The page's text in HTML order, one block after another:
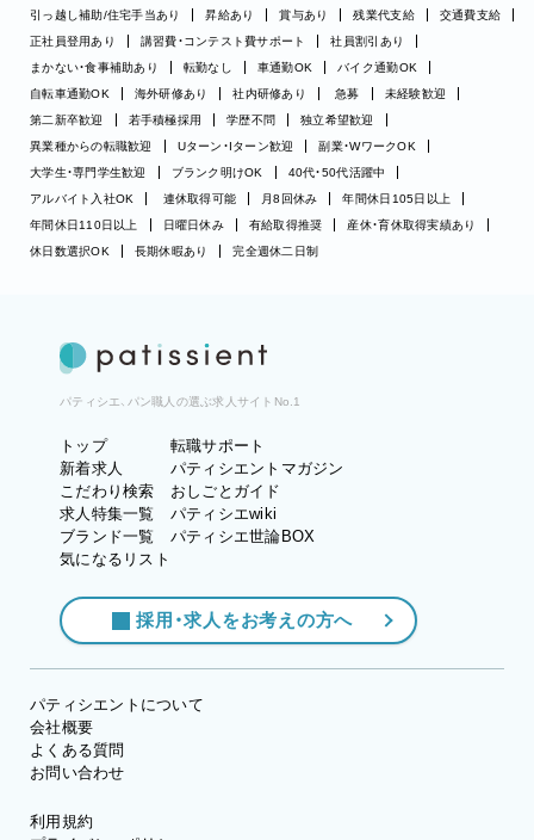
引っ越し補助/住宅手当あり
昇給あり 賞与あり 残業代支給
交通費支給
正社員登用あり
講習費・コンテスト費サポート
社員割引あり
まかない・食事補助あり
転勤なし 車通勤OK
バイク通勤OK
自転車通勤OK
海外研修あり 社内研修あり 急募
未経験歓迎
第二新卒歓迎
若手積極採用 学歴不問
独立希望歓迎
異業種からの転職歓迎
Uターン・Iターン歓迎
副業・WワークOK
大学生・専門学生歓迎
ブランク明けOK
40代・50代活躍中
アルバイト入社OK
連休取得可能 月8回休み
年間休日105日以上
年間休日110日以上
日曜日休み 有給取得推奨
産休・育休取得実績あり
休日数選択OK
長期休暇あり 完全週休二日制
パティシエ、パン職人の選ぶ求人サイトNo.1
トップ
新着求人
こだわり検索
求人特集一覧
ブランド一覧
気になるリスト
転職サポート
パティシエントマガジン
おしごとガイド
パティシエwiki
パティシエ世論BOX
採用・求人をお考えの方へ
パティシエントについて
会社概要
よくある質問
お問い合わせ
利用規約